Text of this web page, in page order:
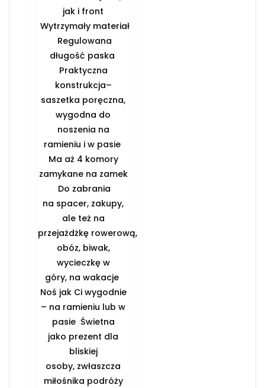
jak i front
️ Wytrzymały materiał
️ Regulowana
długość paska ️
Praktyczna
konstrukcja–
saszetka poręczna,
wygodna do
noszenia na
ramieniu i w pasie ️
Ma aż 4 komory
zamykane na zamek
️ Do zabrania
na spacer, zakupy,
ale też na
przejażdżkę rowerową,
obóz, biwak,
wycieczkę w
góry, na wakacje ️
Noś jak Ci wygodnie
– na ramieniu lub w
pasie ️ Świetna
jako prezent dla
bliskiej
osoby, zwłaszcza
miłośnika podróży